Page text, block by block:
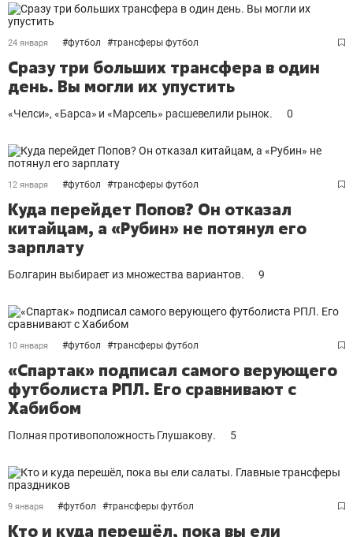
24 января #футбол #трансферы футбол
Сразу три больших трансфера в один
день. Вы могли их упустить
«Челси», «Барса» и «Марсель» расшевелили рынок. 0
12 января #футбол #трансферы футбол
Куда перейдет Попов? Он отказал
китайцам, а «Рубин» не потянул его
зарплату
Болгарин выбирает из множества вариантов. 9
10 января #футбол #трансферы футбол
«Спартак» подписал самого верующего
футболиста РПЛ. Его сравнивают с
Хабибом
Полная противоположность Глушакову. 5
9 января #футбол #трансферы футбол
Кто и куда перешёл, пока вы ели